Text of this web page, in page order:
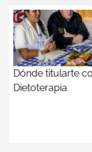
Dónde titularte
Dietoterapia